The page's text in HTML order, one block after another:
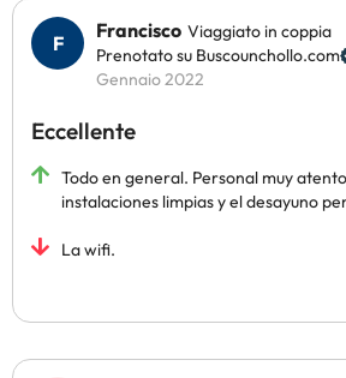
Francisco Viaggiato in coppia
Prenotato su Buscounchollo.com
Gennaio 2022
Eccellente
Todo en general. Personal muy
instalaciones limpias y el desayuno
La wifi.